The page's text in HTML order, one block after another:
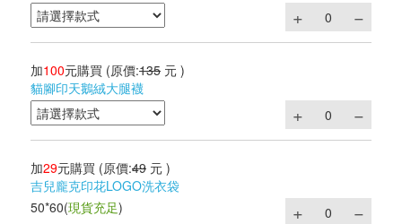
加100元購買 (原價:135 元 )
貓腳印天鵝絨大腿襪
加29元購買 (原價:49 元 )
吉兒龐克印花LOGO洗衣袋
50*60(現貨充足)